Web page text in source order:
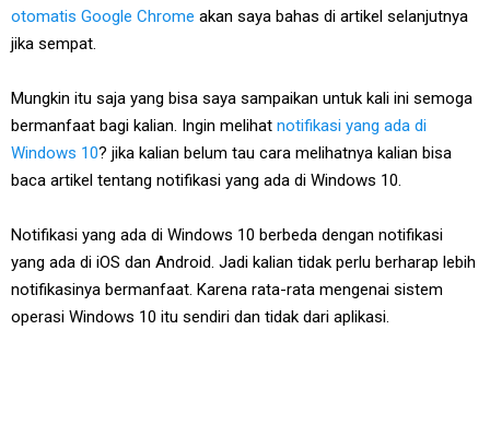
otomatis Google Chrome akan saya bahas di artikel selanjutnya
jika sempat.
Mungkin itu saja yang bisa saya sampaikan untuk kali ini semoga
bermanfaat bagi kalian. Ingin melihat notifikasi yang ada di
Windows 10? jika kalian belum tau cara melihatnya kalian bisa
baca artikel tentang notifikasi yang ada di Windows 10.
Notifikasi yang ada di Windows 10 berbeda dengan notifikasi
yang ada di iOS dan Android. Jadi kalian tidak perlu berharap lebih
notifikasinya bermanfaat. Karena rata-rata mengenai sistem
operasi Windows 10 itu sendiri dan tidak dari aplikasi.